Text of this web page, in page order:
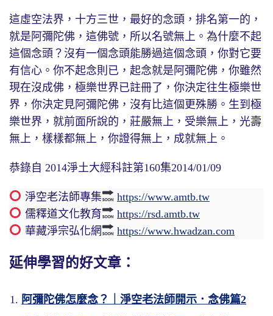
這虛空法界，十方三世，最好的念頭，排名第一的，
就是阿彌陀佛，這佛號，所以名號無上。為什麼不起
這個念頭？沒有一個念頭能勝過這個念頭，你對它要
有信心。你不起念則已，起念就是阿彌陀佛，你雖然
現在沒成佛，極樂世界已註冊了，你決定往生極樂世
界，你決定見阿彌陀佛，沒有比這個更殊勝。生到極
樂世界，就前面所說的，莊嚴無上，受樂無上，光壽
無上，樣樣都無上，你證得無上，成就無上。
恭錄自 2014淨土大經科註第160集2014/01/09
淨空老法師專集
https://www.amtb.tw
儒釋道文化教育
https://rsd.amtb.tw
華藏淨宗弘化網
https://www.hwadzan.com
延伸學習的好文章：
阿彌陀佛怎麼念？｜淨空老法師開示．念佛篇2